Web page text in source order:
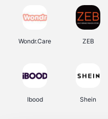
Wondr.Care ZEB
Ibood Shein